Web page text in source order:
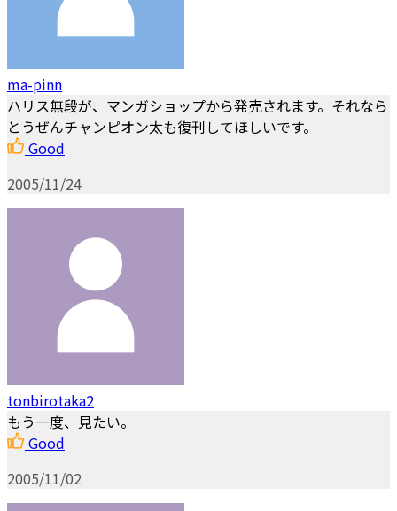
ma-pinn
ハリス無段が、マンガショップから発売されます。それなら
とうぜんチャンピオン太も復刊してほしいです。
Good
2005/11/24
tonbirotaka2
もう一度、見たい。
Good
2005/11/02